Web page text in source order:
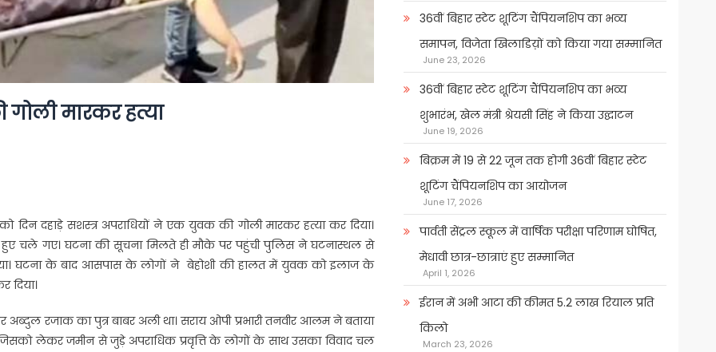
गोली मारकर हत्या
दिन दहाड़े सशस्त्र अपराधियों ने एक युवक की गोली मारकर हत्या कर दिया।
हुए चले गए। घटना की सूचना मिलते ही मौके पर पहुंची पुलिस ने घटनास्थल से
घटना के बाद आसपास के लोगों ने बेहोशी की हालत में युवक को इलाज के
दिया।
रजाक का पुत्र बाबर अली था। सराय ओपी प्रभारी तनवीर आलम ने बताया
जिसको लेकर जमीन से जुड़े अपराधिक प्रवृत्ति के लोगों के साथ उसका विवाद चल
36वीं बिहार स्टेट शूटिंग चैंपियनशिप का भव्य
समापन, विजेता खिलाडिय़ों को किया गया सम्मानित
June 23, 2026
36वीं बिहार स्टेट शूटिंग चैंपियनशिप का भव्य
शुभारंभ, खेल मंत्री श्रेयसी सिंह ने किया उद्घाटन
June 19, 2026
बिक्रम में 19 से 22 जून तक होगी 36वीं बिहार स्टेट
शूटिंग चैंपियनशिप का आयोजन
June 17, 2026
पार्वती सेंट्रल स्कूल में वार्षिक परीक्षा परिणाम घोषित,
मेधावी छात्र-छात्राएं हुए सम्मानित
April 1, 2026
ईरान में अभी आटा की कीमत 5.2 लाख रियाल प्रति
किलो
March 23, 2026